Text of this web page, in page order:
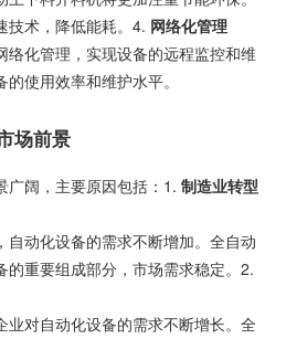
技术，降低能耗。4. 网络化管理
络化管理，实现设备的远程监控和维
使用效率和维护水平。
场前景
广阔，主要原因包括：1. 制造业转型
自动化设备的需求不断增加。全自动
的重要组成部分，市场需求稳定。2.
业对自动化设备的需求不断增长。全